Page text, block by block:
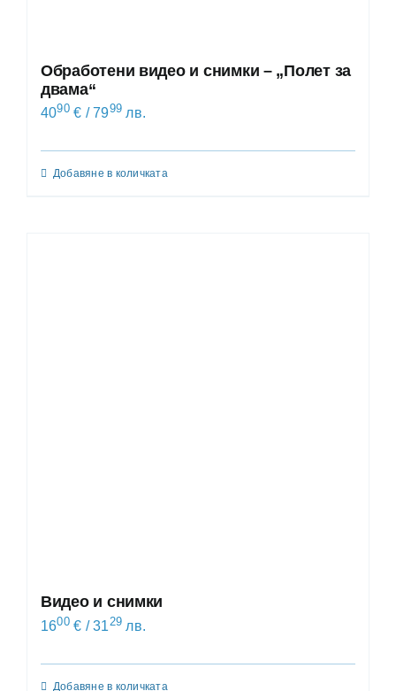
Обработени видео и снимки – „Полет за
двама“
4090 € / 7999 лв.
Добавяне в количката
Видео и снимки
1600 € / 31 29 лв.
Добавяне в количката